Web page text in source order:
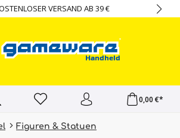
VERSAND AB 39 €
0,00 €*
Figuren & Statuen